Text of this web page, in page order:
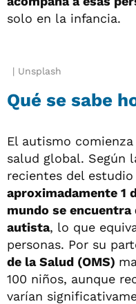
solo en la infancia.
Unsplash
Qué se sabe
El autismo
salud global. Según
recientes del estudio
aproximadamente 1
mundo se
autista, lo que
personas. Por su
de la Salud (OMS)
100 niños, aunque
varían